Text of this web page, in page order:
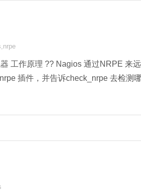
置
,nrpe
工作原理 ?? Nagios 通过NRPE 来远
插件，并告诉check_nrpe 去检测